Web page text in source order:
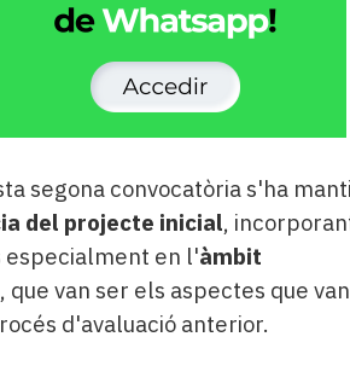
segona convocatòria s'ha
del projecte inicial,
especialment en l'àmbit
, que van ser els aspectes que van
d'avaluació anterior.